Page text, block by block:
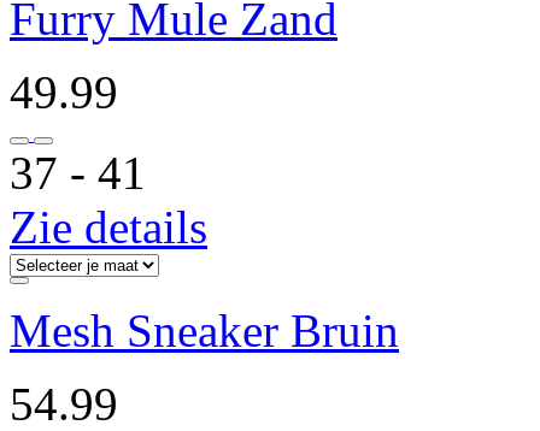
Furry Mule Zand
49.99
37 ‐ 41
Zie details
Mesh Sneaker Bruin
54.99